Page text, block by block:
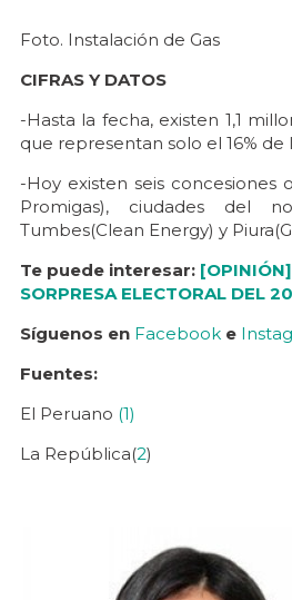
Foto. Instalación de Gas
CIFRAS Y DATOS
-Hasta la fecha, existen 1,1
que representan solo el 16% de
-Hoy existen seis concesiones
Promigas), ciudades del
Tumbes(Clean Energy) y
Te puede interesar:
SORPRESA ELECTORAL DEL
Síguenos en Facebook e
Fuentes:
El Peruano (1)
La República(2)